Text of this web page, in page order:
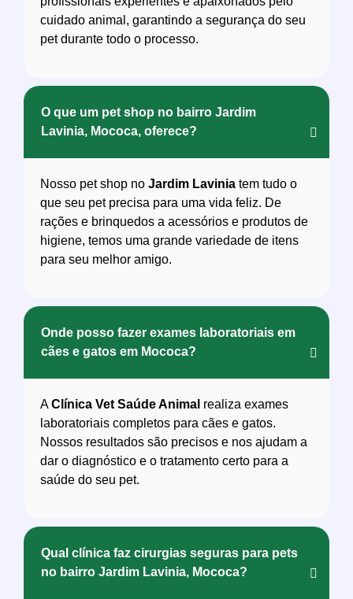
cuidado animal, garantindo a segurança do seu
pet durante todo o processo.
O que um pet shop no bairro Jardim
Lavinia, Mococa, oferece?
Nosso pet shop no Jardim Lavinia tem tudo o
que seu pet precisa para uma vida feliz. De
rações e brinquedos a acessórios e produtos de
higiene, temos uma grande variedade de itens
para seu melhor amigo.
Onde posso fazer exames laboratoriais em
cães e gatos em Mococa?
AClínica Vet Saúde Animal realiza exames
laboratoriais completos para cães e gatos.
Nossos resultados são precisos e nos ajudam a
dar o diagnóstico e o tratamento certo para a
saúde do seu pet.
Qual clínica faz cirurgias seguras para pets
no bairro Jardim Lavinia, Mococa?